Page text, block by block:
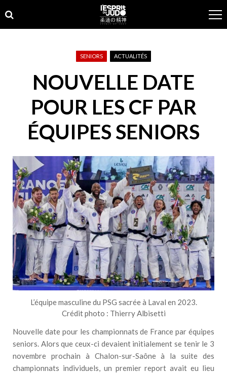
to
navigation
to
content
SENIORS ACTUALITÉS
NOUVELLE DATE
POUR LES CF PAR
ÉQUIPES SENIORS
L’équipe masculine du PSG sacrée à Laval en 2023.
Crédit photo : Thierry Albisetti
Nouvelle date pour les championnats de France par équipes
seniors. Alors que ceux-ci devaient initialement se tenir le 3
novembre prochain à Chalon-sur-Saône à la suite des
championnats individuels, un premier report avait eu lieu